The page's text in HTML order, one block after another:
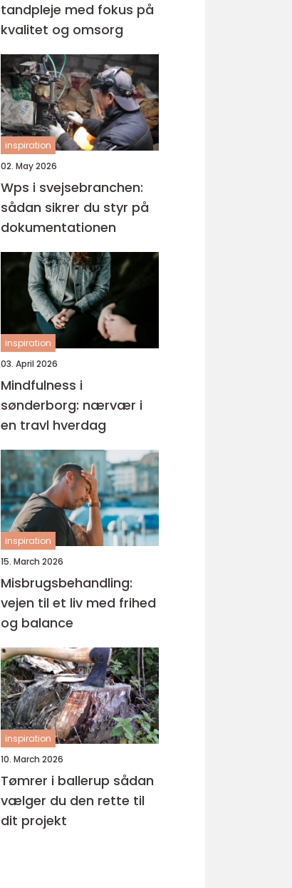
tandpleje med fokus på
kvalitet og omsorg
inspiration
02. May 2026
Wps i svejsebranchen:
sådan sikrer du styr på
dokumentationen
inspiration
03. April 2026
Mindfulness i
sønderborg: nærvær i
en travl hverdag
inspiration
15. March 2026
Misbrugsbehandling:
vejen til et liv med frihed
og balance
inspiration
10. March 2026
Tømrer i ballerup sådan
vælger du den rette til
dit projekt